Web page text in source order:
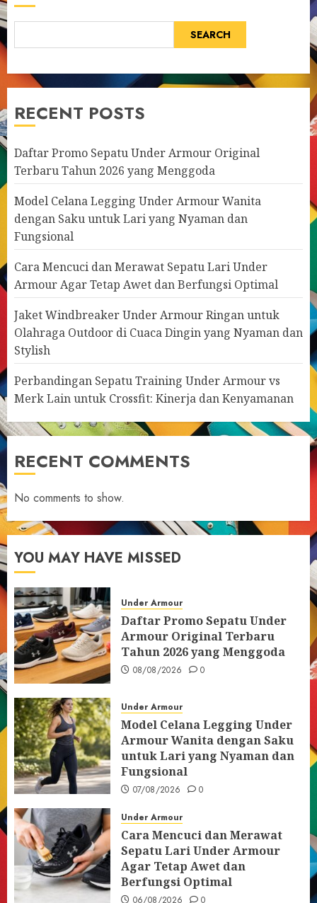
SEARCH
RECENT POSTS
Daftar Promo Sepatu Under Armour Original
Terbaru Tahun 2026 yang Menggoda
Model Celana Legging Under Armour Wanita
dengan Saku untuk Lari yang Nyaman dan
Fungsional
Cara Mencuci dan Merawat Sepatu Lari Under
Armour Agar Tetap Awet dan Berfungsi Optimal
Jaket Windbreaker Under Armour Ringan untuk
Olahraga Outdoor di Cuaca Dingin yang Nyaman dan
Stylish
Perbandingan Sepatu Training Under Armour vs
Merk Lain untuk Crossfit: Kinerja dan Kenyamanan
RECENT COMMENTS
No comments to show.
YOU MAY HAVE MISSED
Under Armour
Daftar Promo Sepatu Under
Armour Original Terbaru
Tahun 2026 yang Menggoda
08/08/2026 0
Under Armour
Model Celana Legging Under
Armour Wanita dengan Saku
untuk Lari yang Nyaman dan
Fungsional
07/08/2026 0
Under Armour
Cara Mencuci dan Merawat
Sepatu Lari Under Armour
Agar Tetap Awet dan
Berfungsi Optimal
06/08/2026 0